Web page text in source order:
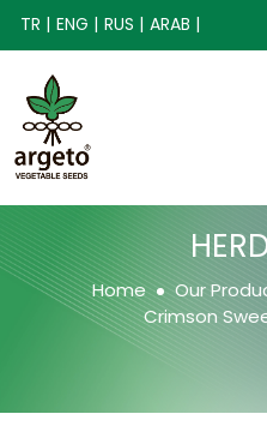
TR | ENG | RUS | ARAB |
Home Our
Crimson